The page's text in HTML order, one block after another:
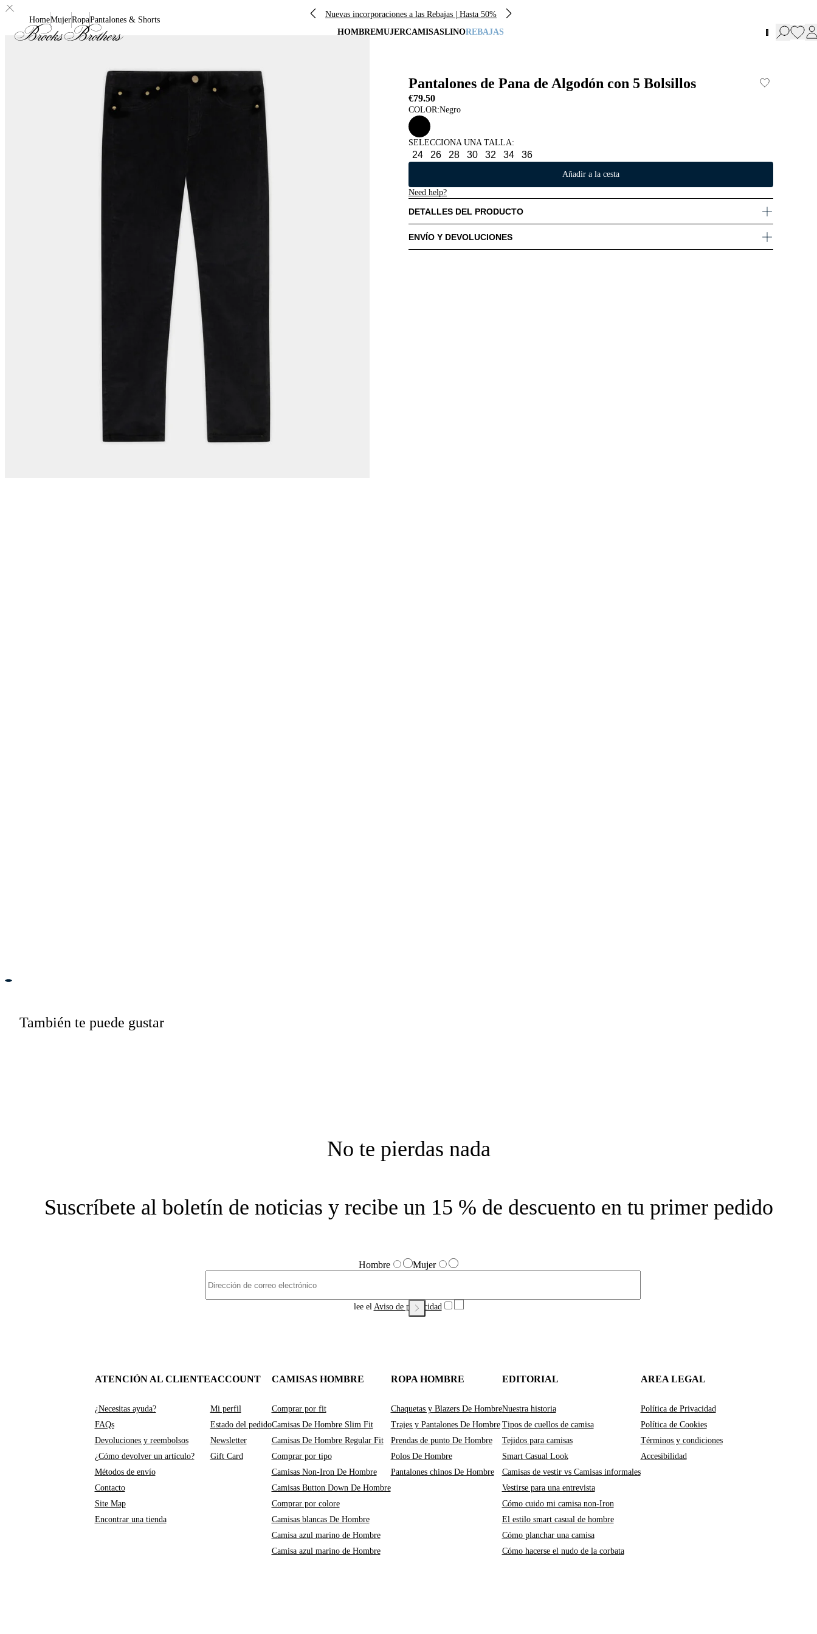
Nuevas incorporaciones a las Rebajas | Hasta 50%
HOMBREMUJERCAMISASLINOREBAJAS
HomeMujerRopaPantalones & Shorts
Pantalones de Pana de Algodón con 5 Bolsillos
€79.50
COLOR:Negro
SELECCIONA UNA TALLA:
24 26 28 30 32 34 36
Añadir a la cesta
Need help?
DETALLES DEL PRODUCTO
ENVÍO Y DEVOLUCIONES
También te puede gustar
No te pierdas nada
Suscríbete al boletín de noticias y recibe un 15 % de descuento en tu primer pedido
Hombre Mujer
lee el Aviso de privacidad
ATENCIÓN AL CLIENTE
¿Necesitas ayuda?
FAQs
Devoluciones y reembolsos
¿Cómo devolver un artículo?
Métodos de envío
Contacto
Site Map
Encontrar una tienda
ACCOUNT
Mi perfil
Estado del pedido
Newsletter
Gift Card
CAMISAS HOMBRE
Comprar por fit
Camisas De Hombre Slim Fit
Camisas De Hombre Regular Fit
Comprar por tipo
Camisas Non-Iron De Hombre
Camisas Button Down De Hombre
Comprar por colore
Camisas blancas De Hombre
Camisa azul marino de Hombre
Camisa azul marino de Hombre
ROPA HOMBRE
Chaquetas y Blazers De Hombre
Trajes y Pantalones De Hombre
Prendas de punto De Hombre
Polos De Hombre
Pantalones chinos De Hombre
EDITORIAL
Nuestra historia
Tipos de cuellos de camisa
Tejidos para camisas
Smart Casual Look
Camisas de vestir vs Camisas informales
Vestirse para una entrevista
Cómo cuido mi camisa non-Iron
El estilo smart casual de hombre
Cómo planchar una camisa
Cómo hacerse el nudo de la corbata
AREA LEGAL
Política de Privacidad
Política de Cookies
Términos y condiciones
Accesibilidad